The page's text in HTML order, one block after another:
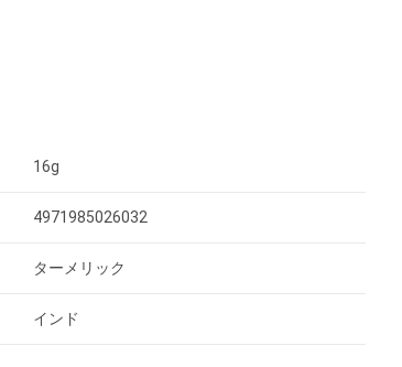
16g
4971985026032
ターメリック
インド